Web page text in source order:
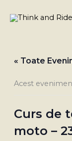
« Toate
Acest
Curs de
moto –